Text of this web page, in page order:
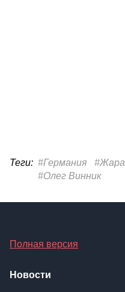
Теги: #Германия #Жара
#Олег Винник
Полная версия
Новости